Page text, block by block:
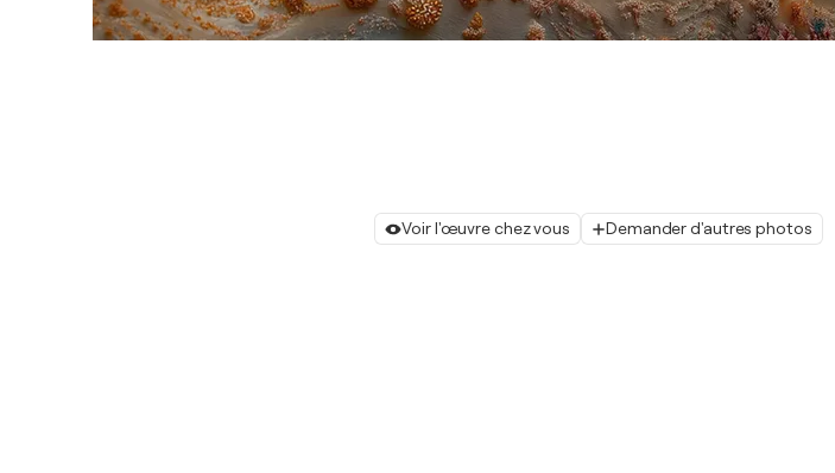
Voir l'œuvre chez vous Demander d'autres photos